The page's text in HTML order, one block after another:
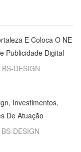
E Coloca O NE
Publicidade Digital
BS-DESIGN
Investimentos,
De Atuação
BS-DESIGN